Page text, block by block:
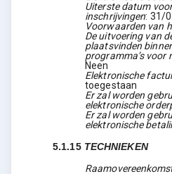
Uiterste datum
inschrijvingen: 31/
Voorwaarden van
De uitvoering van
plaatsvinden
programma’s voor
Neen
Elektronische
toegestaan
Er zal worden
elektronische
Er zal worden
elektronische
5.1.15 TECHNIEKEN